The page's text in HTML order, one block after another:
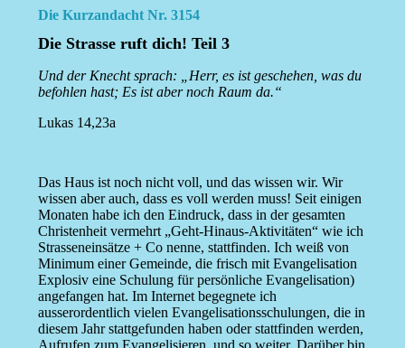
Die Kurzandacht Nr. 3154
Die Strasse ruft dich! Teil 3
Und der Knecht sprach: „Herr, es ist geschehen, was du
befohlen hast; Es ist aber noch Raum da.“
Lukas 14,23a
Das Haus ist noch nicht voll, und das wissen wir. Wir
wissen aber auch, dass es voll werden muss! Seit einigen
Monaten habe ich den Eindruck, dass in der gesamten
Christenheit vermehrt „Geht-Hinaus-Aktivitäten“ wie ich
Strasseneinsätze + Co nenne, stattfinden. Ich weiß von
Minimum einer Gemeinde, die frisch mit Evangelisation
Explosiv eine Schulung für persönliche Evangelisation)
angefangen hat. Im Internet begegnete ich
ausserordentlich vielen Evangelisationsschulungen, die in
diesem Jahr stattgefunden haben oder stattfinden werden,
Aufrufen zum Evangelisieren, und so weiter. Darüber bin